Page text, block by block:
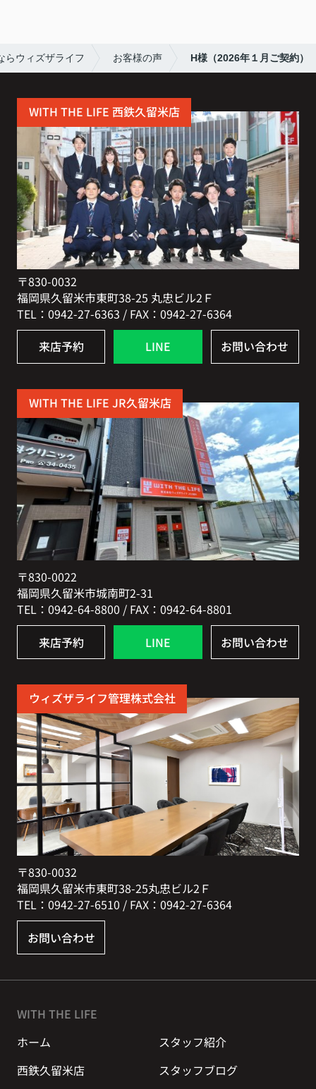
らウィズザライフ お客様の声 H様（2026年１月ご契約）
WITH THE LIFE 西鉄久留米店
〒830-0032
福岡県久留米市東町38-25 丸忠ビル2Ｆ
TEL：0942-27-6363 / FAX：0942-27-6364
来店予約 LINE お問い合わせ
WITH THE LIFE JR久留米店
〒830-0022
福岡県久留米市城南町2-31
TEL：0942-64-8800 / FAX：0942-64-8801
来店予約 LINE お問い合わせ
ウィズザライフ管理株式会社
〒830-0032
福岡県久留米市東町38-25丸忠ビル2Ｆ
TEL：0942-27-6510 / FAX：0942-27-6364
お問い合わせ
WITH THE LIFE
ホーム
スタッフ紹介
西鉄久留米店
スタッフブログ